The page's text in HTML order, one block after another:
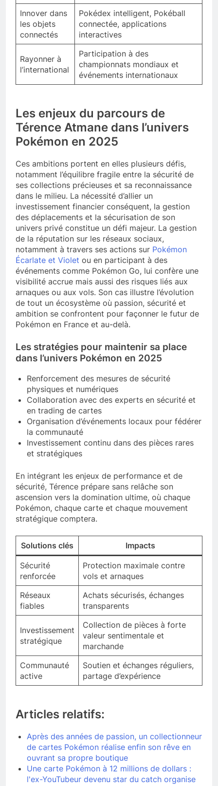
Innover dans
les objets
connectés
Pokédex intelligent, Pokéball
connectée, applications
interactives
Rayonner à
l’international
Participation à des
championnats mondiaux et
événements internationaux
Les enjeux du parcours de
Térence Atmane dans l’univers
Pokémon en 2025
Ces ambitions portent en elles plusieurs défis,
notamment l’équilibre fragile entre la sécurité de
ses collections précieuses et sa reconnaissance
dans le milieu. La nécessité d’allier un
investissement financier conséquent, la gestion
des déplacements et la sécurisation de son
univers privé constitue un défi majeur. La gestion
de la réputation sur les réseaux sociaux,
notamment à travers ses actions sur Pokémon
Écarlate et Violet ou en participant à des
événements comme Pokémon Go, lui confère une
visibilité accrue mais aussi des risques liés aux
arnaques ou aux vols. Son cas illustre l’évolution
de tout un écosystème où passion, sécurité et
ambition se confrontent pour façonner le futur de
Pokémon en France et au-delà.
Les stratégies pour maintenir sa place
dans l’univers Pokémon en 2025
Renforcement des mesures de sécurité
physiques et numériques
Collaboration avec des experts en sécurité et
en trading de cartes
Organisation d’événements locaux pour fédérer
la communauté
Investissement continu dans des pièces rares
et stratégiques
En intégrant les enjeux de performance et de
sécurité, Térence prépare sans relâche son
ascension vers la domination ultime, où chaque
Pokémon, chaque carte et chaque mouvement
stratégique comptera.
Solutions clés Impacts
Sécurité
renforcée
Protection maximale contre
vols et arnaques
Réseaux
fiables
Achats sécurisés, échanges
transparents
Investissement
stratégique
Collection de pièces à forte
valeur sentimentale et
marchande
Communauté
active
Soutien et échanges réguliers,
partage d’expérience
Articles relatifs:
Après des années de passion, un collectionneur
de cartes Pokémon réalise enfin son rêve en
ouvrant sa propre boutique
Une carte Pokémon à 12 millions de dollars :
l'ex-YouTubeur devenu star du catch organise